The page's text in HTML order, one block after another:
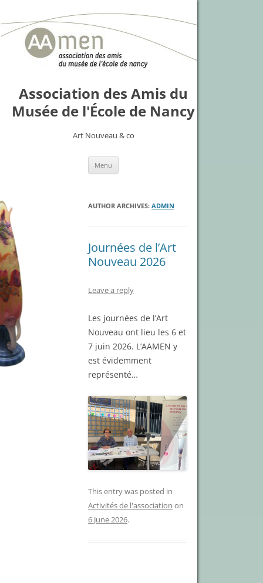
Association des Amis du
Musée de l'École de Nancy
Art Nouveau & co
Menu
AUTHOR ARCHIVES: ADMIN
Journées de l’Art
Nouveau 2026
Leave a reply
Les journées de l’Art
Nouveau ont lieu les 6 et
7 juin 2026. L’AAMEN y
est évidemment
représenté…
This entry was posted in
Activités de l'association on
6 June 2026.